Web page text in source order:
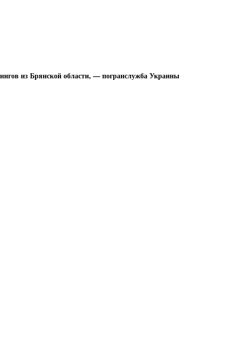
из Брянской области, — погранслужба Украины